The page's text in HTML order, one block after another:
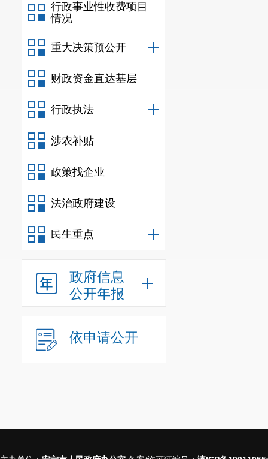
行政事业性收费项目
情况
重大决策预公开
财政资金直达基层
行政执法
涉农补贴
政策找企业
法治政府建设
民生重点
政府信息
公开年报
依申请公开